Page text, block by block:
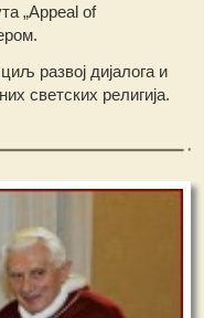
„Appeal of
развој дијалога и
светских религија.